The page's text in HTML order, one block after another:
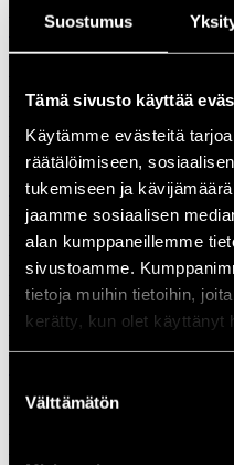
Suostumus
Tämä sivusto käyttää
Käytämme evästeitä
räätälöimiseen,
tukemiseen ja
jaamme sosiaalisen
alan kumppaneillemme
sivustoamme.
tietoja muihin tietoihin,
kerätty, kun olet käyttänyt
valinta
Välttämätön
1985
1982
1981
1970-luku
1979
1978
1977
1976
1975
1974
1972
1971
1969